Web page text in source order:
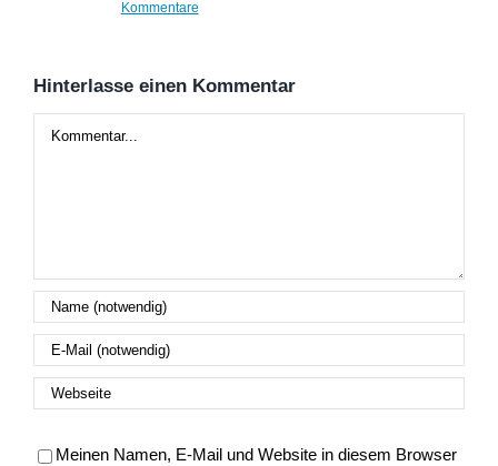
Kommentare
Hinterlasse einen Kommentar
Meinen Namen, E-Mail und Website in diesem Browser